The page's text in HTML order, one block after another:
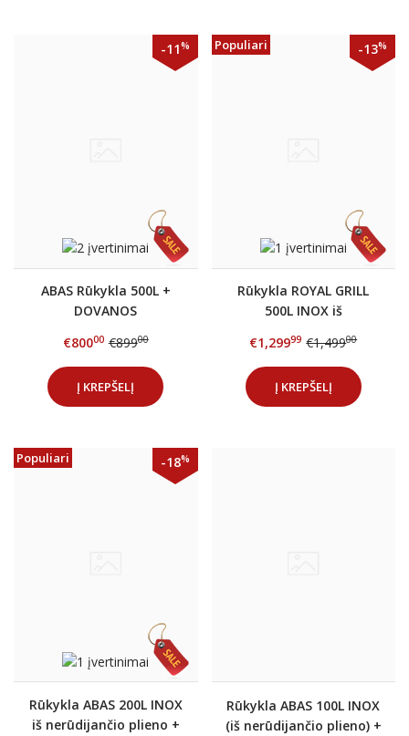
-11%
ABAS Rūkykla 500L +
DOVANOS
€80000 €89900
Į KREPŠELĮ
Populiari -13%
Rūkykla ROYAL GRILL
500L INOX iš
DOVANOS
€1,29999 €1,49900
Į KREPŠELĮ
Populiari -18%
Rūkykla ABAS 200L INOX
iš nerūdijančio plieno +
Rūkykla ABAS 100L INOX
(iš nerūdijančio plieno) +